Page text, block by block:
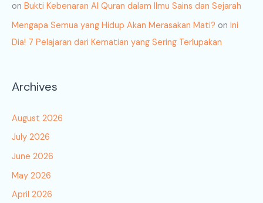
on Bukti Kebenaran Al Quran dalam Ilmu Sains dan Sejarah
Mengapa Semua yang Hidup Akan Merasakan Mati? on Ini
Dia! 7 Pelajaran dari Kematian yang Sering Terlupakan
Archives
August 2026
July 2026
June 2026
May 2026
April 2026